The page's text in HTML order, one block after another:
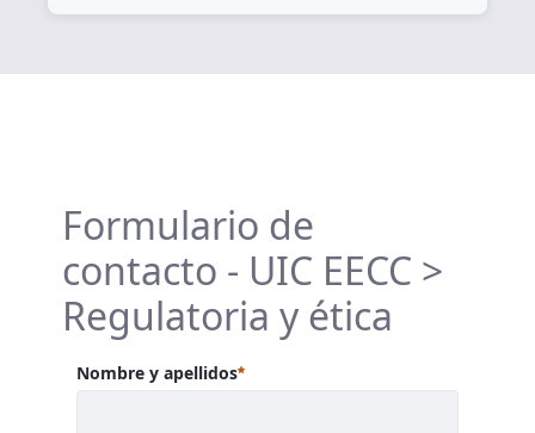
Formulario de
contacto - UIC EECC >
Regulatoria y ética
Nombre y apellidos Requerido